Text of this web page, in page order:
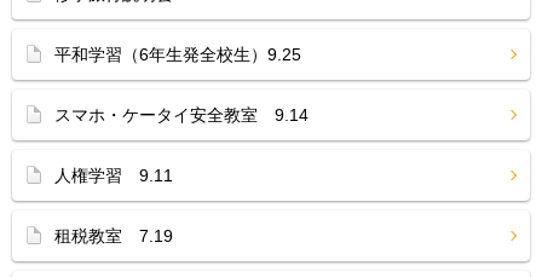
平和学習（6年生発全校生）9.25
スマホ・ケータイ安全教室 9.14
人権学習 9.11
租税教室 7.19